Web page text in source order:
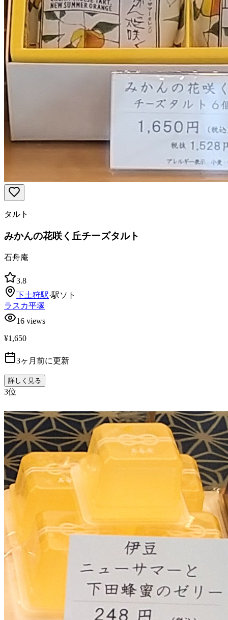
タルト
みかんの花咲く丘チーズタルト
石舟庵
3.8
下土狩駅·駅ソト
ラスカ平塚
16 views
¥1,650
3ヶ月前に更新
詳しく見る
3位